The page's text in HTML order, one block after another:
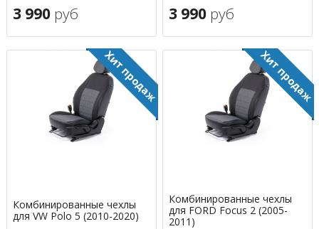
3 990 руб 3 990 руб
Комбинированные чехлы
для VW Polo 5 (2010-2020)
Комбинированные чехлы
для FORD Focus 2 (2005-
2011)